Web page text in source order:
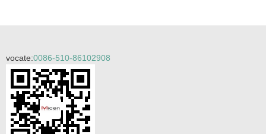
vocate:0086-510-86102908